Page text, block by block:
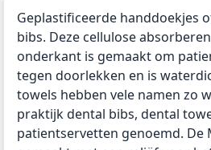
Geplastificeerde handdoekjes
bibs. Deze cellulose
onderkant is gemaakt om
tegen doorlekken en is
towels hebben vele namen zo
praktijk dental bibs, dental
patientservetten genoemd. De